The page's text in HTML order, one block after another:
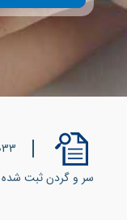
سر و گردن ثبت شده